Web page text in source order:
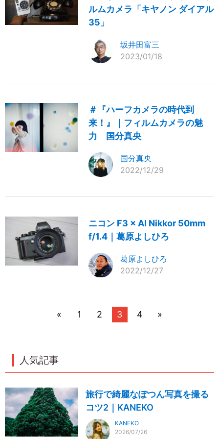
ルムカメラ「キヤノン ダイアル
35」
坂井田富三
2023/01/18
＃『ハーフカメラの時代到
来！』｜フィルムカメラの魅
力 国分真央
国分真央
2022/12/29
ニコン F3 × AI Nikkor 50mm
f/1.4｜葛原よしひろ
葛原よしひろ
2022/12/27
« 1 2 3 4 »
人気記事
旅行で綺麗なぽつん写真を撮る
コツ2｜KANEKO
KANEKO
2026/07/26